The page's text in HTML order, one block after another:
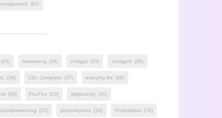
(92)
(25) bewertung (38) chatgpt (25) chatgpt4 (25)
(38) CSL-Computer (37) enjoying life (36)
(43) FeuFeu (23) midjourney (26)
(22) produktprobe (19) Produkttest (79)